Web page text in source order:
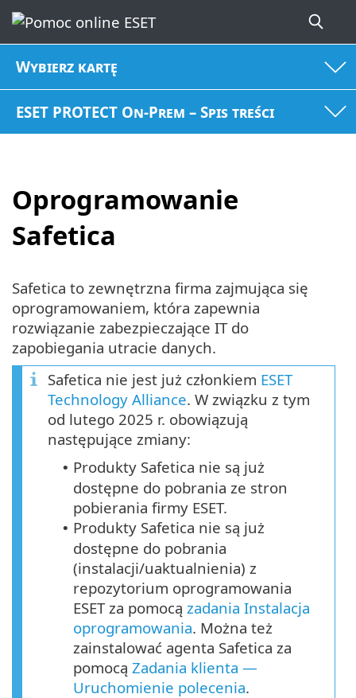
Wybierz kartę
ESET PROTECT On-Prem – Spis treści
Oprogramowanie
Safetica
Safetica to zewnętrzna firma zajmująca się
oprogramowaniem, która zapewnia
rozwiązanie zabezpieczające IT do
zapobiegania utracie danych.
Safetica nie jest już członkiem ESET
Technology Alliance. W związku z tym
od lutego 2025 r. obowiązują
następujące zmiany:
• Produkty Safetica nie są już
dostępne do pobrania ze stron
pobierania firmy ESET.
• Produkty Safetica nie są już
dostępne do pobrania
(instalacji/uaktualnienia) z
repozytorium oprogramowania
ESET za pomocą zadania Instalacja
oprogramowania. Można też
zainstalować agenta Safetica za
pomocą Zadania klienta —
Uruchomienie polecenia.